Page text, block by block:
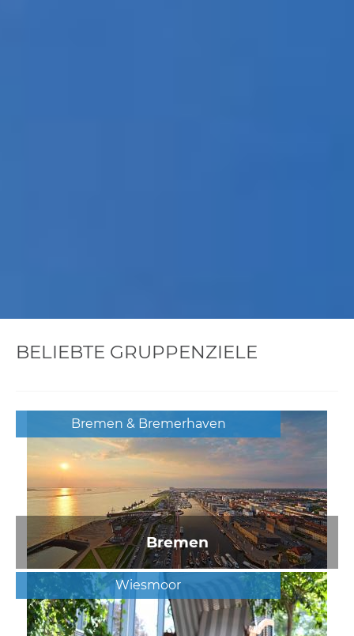
BELIEBTE GRUPPENZIELE
Bremen & Bremerhaven
Bremen
Wiesmoor